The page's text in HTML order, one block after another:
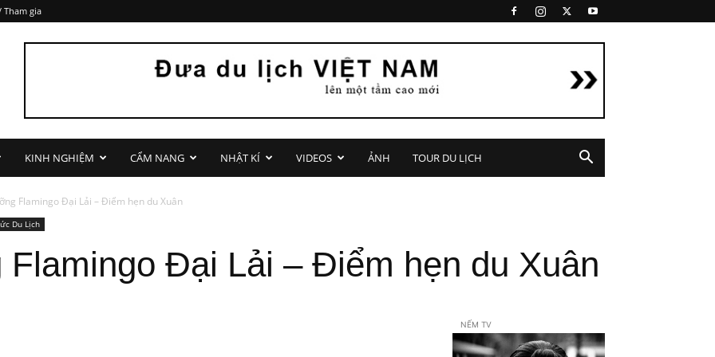
gia
KINH NGHIỆM CẨM NANG NHẬT KÍ VIDEOS ẢNH TOUR DU LỊCH
Flamingo Đại Lải – Điểm hẹn du Xuân
Du Lịch
Đại Lải – Điểm hẹn du Xuân
NẾM TV